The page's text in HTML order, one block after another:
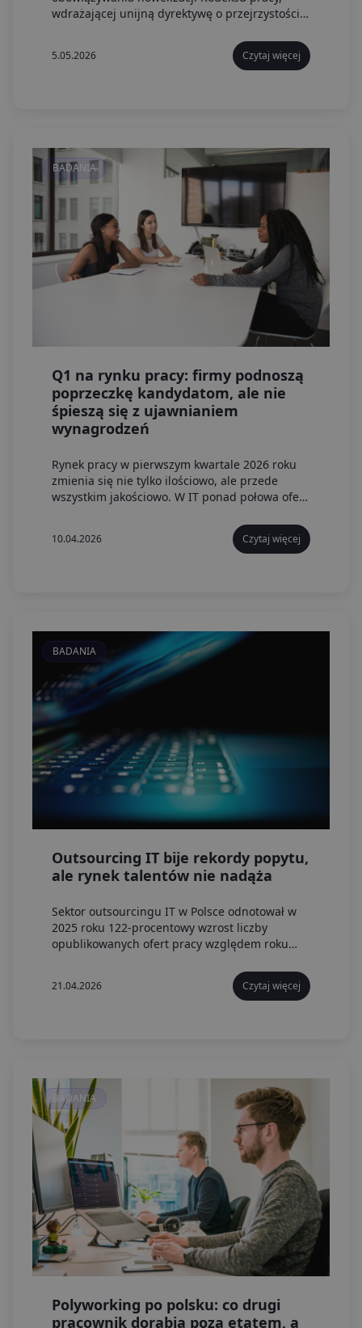
wdrażającej unijną dyrektywę o przejrzystości
przepisów dane portali justjoin.it i rocketjobs.pl
nie pokazują przełomu.
5.05.2026 Czytaj więcej
BADANIA
Q1 na rynku pracy: firmy podnoszą
poprzeczkę kandydatom, ale nie
śpieszą się z ujawnianiem
wynagrodzeń
Rynek pracy w pierwszym kwartale 2026 roku
zmienia się nie tylko ilościowo, ale przede
wszystkim jakościowo. W IT ponad połowa ofert
hybrydowa i zdalna stanowią łącznie 92 proc.
ogłoszeń – elastyczność pozostaje warunkiem
10.04.2026 Czytaj więcej
BADANIA
Outsourcing IT bije rekordy popytu,
ale rynek talentów nie nadąża
Sektor outsourcingu IT w Polsce odnotował w
2025 roku 122-procentowy wzrost liczby
opublikowanych ofert pracy względem roku
21.04.2026 Czytaj więcej
BADANIA
Polyworking po polsku: co drugi
pracownik dorabia poza etatem, a